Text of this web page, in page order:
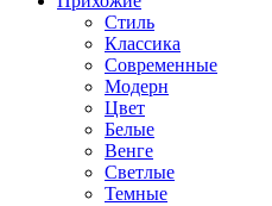
Стиль
Классика
Современные
Модерн
Цвет
Белые
Венге
Светлые
Темные